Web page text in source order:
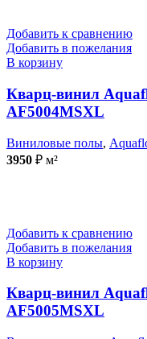
Добавить к сравнению
Добавить в пожелания
В корзину
Кварц-винил
AF5004MSXL
Виниловые полы,
3950 ₽ м²
Добавить к сравнению
Добавить в пожелания
В корзину
Кварц-винил
AF5005MSXL